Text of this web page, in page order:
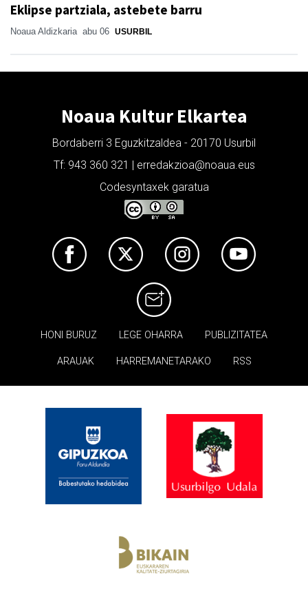
Eklipse partziala, astebete barru
Noaua Aldizkaria abu 06 USURBIL
Noaua Kultur Elkartea
Bordaberri 3 Eguzkitzaldea - 20170 Usurbil
Tf: 943 360 321 | erredakzioa@noaua.eus
Codesyntaxek garatua
HONI BURUZ LEGE OHARRA PUBLIZITATEA
ARAUAK HARREMANETARAKO RSS